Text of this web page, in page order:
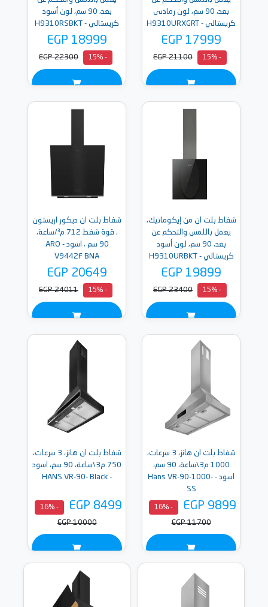
بعد، 90 سم، لون رمادىى
كريستالي - H9310URXGRT
EGP 17999
- 15%
EGP 21100
بعد، 90 سم، لون أسود
كريستالي - H9310RSBKT
EGP 18999
- 15%
EGP 22300
شفاط بلت ان من إيكوماتيك،
يعمل باللمس والتحكم عن
بعد، 90 سم، لون أسود
كريستالي - H9310URBKT
EGP 19899
- 15%
EGP 23400
شفاط بلت ان ديكور اريستون
، قوة شفط 712 م³/ساعة،
90 سم ، اسود - ARO
V9442F BNA
EGP 20649
- 15%
EGP 24011
شفاط بلت ان هانز، 3 سرعات،
1000 م3\ساعة، 90 سم،
اسود - Hans VR-90-1000-
SS
EGP 9899
- 16%
EGP 11700
شفاط بلت ان هانز، 3 سرعات،
750 م3\ساعة، 90 سم، اسود
- HANS VR-90- Black
EGP 8499
- 16%
EGP 10000